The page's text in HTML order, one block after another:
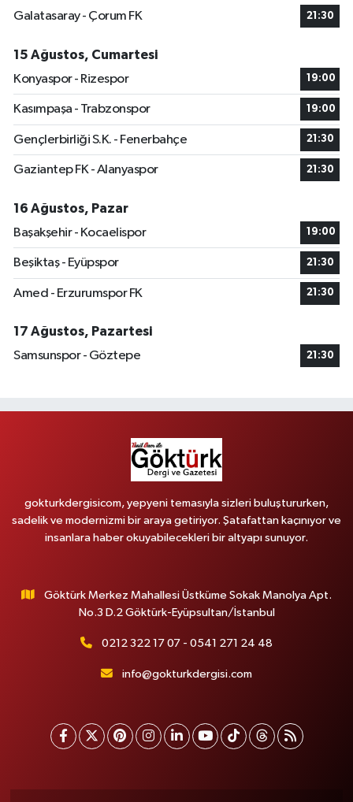
Galatasaray - Çorum FK
21:30
15 Ağustos, Cumartesi
Konyaspor - Rizespor
19:00
Kasımpaşa - Trabzonspor 19:00
Gençlerbirliği S.K. - Fenerbahçe 21:30
Gaziantep FK - Alanyaspor 21:30
16 Ağustos, Pazar
Başakşehir - Kocaelispor
19:00
Beşiktaş - Eyüpspor 21:30
Amed - Erzurumspor FK 21:30
17 Ağustos, Pazartesi
Samsunspor - Göztepe
21:30
gokturkdergisicom, yepyeni temasıyla sizleri buluştururken,
sadelik ve modernizmi bir araya getiriyor. Şatafattan kaçınıyor ve
insanlara haber okuyabilecekleri bir altyapı sunuyor.
Göktürk Merkez Mahallesi Üstküme Sokak Manolya Apt.
No.3 D.2 Göktürk-Eyüpsultan/İstanbul
0212 322 17 07 - 0541 271 24 48
info@gokturkdergisi.com